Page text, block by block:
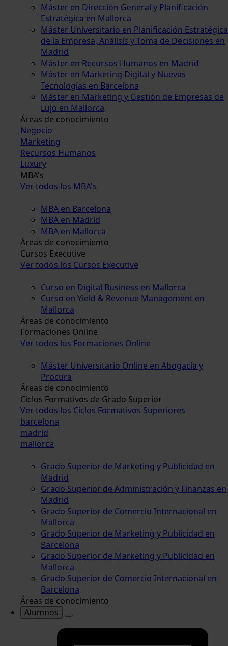
Máster en Dirección General y Planificación
Estratégica en Mallorca
Máster Universitario en Planificación Estratégica
de la Empresa, Análisis y Toma de Decisiones en
Madrid
Máster en Recursos Humanos en Madrid
Máster en Marketing Digital y Nuevas
Tecnologías en Barcelona
Máster en Marketing y Gestión de Empresas de
Lujo en Mallorca
Áreas de conocimiento
Negocio
Marketing
Recursos Humanos
Luxury
MBA's
Ver todos los MBA's
MBA en Barcelona
MBA en Madrid
MBA en Mallorca
Áreas de conocimiento
Cursos Executive
Ver todos los Cursos Executive
Curso en Digital Business en Mallorca
Curso en Yield & Revenue Management en
Mallorca
Áreas de conocimiento
Formaciones Online
Ver todos los Formaciones Online
Máster Universitario Online en Abogacía y
Procura
Áreas de conocimiento
Ciclos Formativos de Grado Superior
Ver todos los Ciclos Formativos Superiores
barcelona
madrid
mallorca
Grado Superior de Marketing y Publicidad en
Madrid
Grado Superior de Administración y Finanzas en
Madrid
Grado Superior de Comercio Internacional en
Mallorca
Grado Superior de Marketing y Publicidad en
Barcelona
Grado Superior de Marketing y Publicidad en
Mallorca
Grado Superior de Comercio Internacional en
Barcelona
Áreas de conocimiento
Alumnos